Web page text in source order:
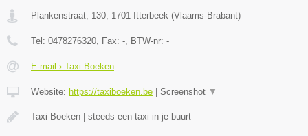
Plankenstraat, 130, 1701 Itterbeek (Vlaams-Brabant)
Tel: 0478276320, Fax: -, BTW-nr: -
E-mail › Taxi Boeken
Website: https://taxiboeken.be Screenshot ▼
Taxi Boeken | steeds een taxi in je buurt